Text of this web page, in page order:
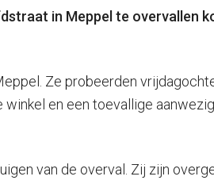
in Meppel te overvallen
Ze probeerden
winkel en een toevallige
van de overval. Zij zijn